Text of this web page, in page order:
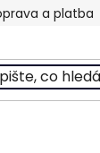
a platba